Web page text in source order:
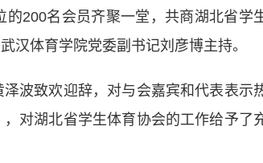
200名会员齐聚一堂，共商湖北省学
汉体育学院党委副书记刘彦博主持。
波致欢迎辞，对与会嘉宾和代表表示
对湖北省学生体育协会的工作给予了